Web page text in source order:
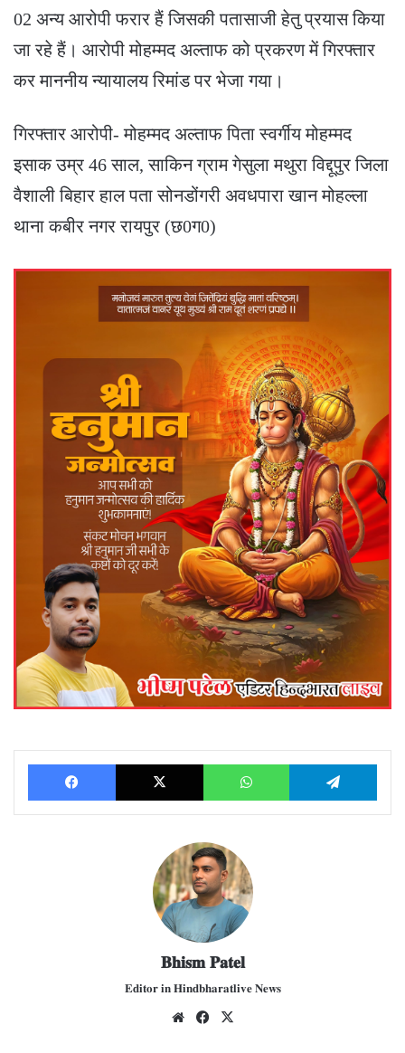
02 अन्य आरोपी फरार हैं जिसकी पतासाजी हेतु प्रयास किया
जा रहे हैं। आरोपी मोहम्मद अल्ताफ को प्रकरण में गिरफ्तार
कर माननीय न्यायालय रिमांड पर भेजा गया।
गिरफ्तार आरोपी- मोहम्मद अल्ताफ पिता स्वर्गीय मोहम्मद
इसाक उम्र 46 साल, साकिन ग्राम गेसुला मथुरा विद्दूपुर जिला
वैशाली बिहार हाल पता सोनडोंगरी अवधपारा खान मोहल्ला
थाना कबीर नगर रायपुर (छ0ग0)
Facebook X WhatsApp
𝐁𝐡𝐢𝐬𝐦 𝐏𝐚𝐭𝐞𝐥
𝐄𝐝𝐢𝐭𝐨𝐫 𝐢𝐧 𝐇𝐢𝐧𝐝𝐛𝐡𝐚𝐫𝐚𝐭𝐥𝐢𝐯𝐞 𝐍𝐞𝐰𝐬
We
Fac